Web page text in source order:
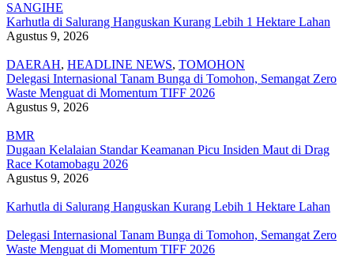
SANGIHE
Karhutla di Salurang Hanguskan Kurang Lebih 1 Hektare Lahan
Agustus 9, 2026
DAERAH, HEADLINE NEWS, TOMOHON
Delegasi Internasional Tanam Bunga di Tomohon, Semangat Zero
Waste Menguat di Momentum TIFF 2026
Agustus 9, 2026
BMR
Dugaan Kelalaian Standar Keamanan Picu Insiden Maut di Drag
Race Kotamobagu 2026
Agustus 9, 2026
Karhutla di Salurang Hanguskan Kurang Lebih 1 Hektare Lahan
Delegasi Internasional Tanam Bunga di Tomohon, Semangat Zero
Waste Menguat di Momentum TIFF 2026